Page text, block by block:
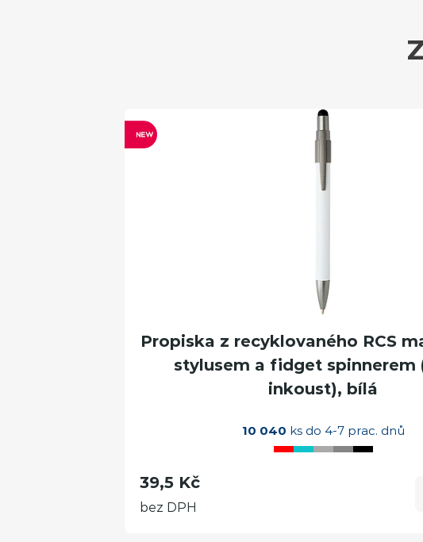
Propiska z recyklovaného RCS
stylusem a fidget spinnerem
inkoust), bílá
10 040 ks do 4-7 prac. dnů
39,5 Kč
bez DPH